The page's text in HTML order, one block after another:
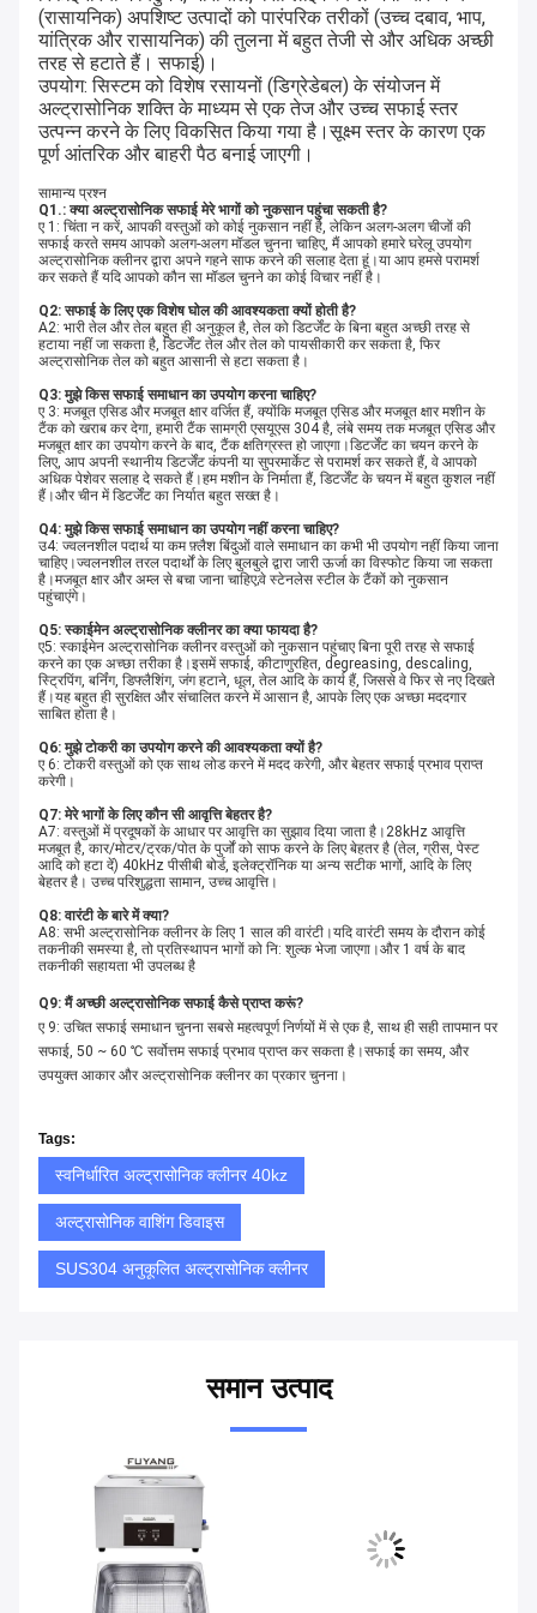
(रासायनिक) अपशिष्ट उत्पादों को पारंपरिक तरीकों (उच्च दबाव, भाप,
यांत्रिक और रासायनिक) की तुलना में बहुत तेजी से और अधिक अच्छी
तरह से हटाते हैं। सफाई)।
उपयोग: सिस्टम को विशेष रसायनों (डिग्रेडेबल) के संयोजन में
अल्ट्रासोनिक शक्ति के माध्यम से एक तेज और उच्च सफाई स्तर
उत्पन्न करने के लिए विकसित किया गया है।सूक्ष्म स्तर के कारण एक
पूर्ण आंतरिक और बाहरी पैठ बनाई जाएगी।
सामान्य प्रश्न
Q1.: क्या अल्ट्रासोनिक सफाई मेरे भागों को नुकसान पहुंचा सकती है?
ए 1: चिंता न करें, आपकी वस्तुओं को कोई नुकसान नहीं है, लेकिन अलग-अलग चीजों की
सफाई करते समय आपको अलग-अलग मॉडल चुनना चाहिए, मैं आपको हमारे घरेलू उपयोग
अल्ट्रासोनिक क्लीनर द्वारा अपने गहने साफ करने की सलाह देता हूं।या आप हमसे परामर्श
कर सकते हैं यदि आपको कौन सा मॉडल चुनने का कोई विचार नहीं है।
Q2: सफाई के लिए एक विशेष घोल की आवश्यकता क्यों होती है?
A2: भारी तेल और तेल बहुत ही अनुकूल है, तेल को डिटर्जेंट के बिना बहुत अच्छी तरह से
हटाया नहीं जा सकता है, डिटर्जेंट तेल और तेल को पायसीकारी कर सकता है, फिर
अल्ट्रासोनिक तेल को बहुत आसानी से हटा सकता है।
Q3: मुझे किस सफाई समाधान का उपयोग करना चाहिए?
ए 3: मजबूत एसिड और मजबूत क्षार वर्जित हैं, क्योंकि मजबूत एसिड और मजबूत क्षार मशीन के
टैंक को खराब कर देगा, हमारी टैंक सामग्री एसयूएस 304 है, लंबे समय तक मजबूत एसिड और
मजबूत क्षार का उपयोग करने के बाद, टैंक क्षतिग्रस्त हो जाएगा।डिटर्जेंट का चयन करने के
लिए, आप अपनी स्थानीय डिटर्जेंट कंपनी या सुपरमार्केट से परामर्श कर सकते हैं, वे आपको
अधिक पेशेवर सलाह दे सकते हैं।हम मशीन के निर्माता हैं, डिटर्जेंट के चयन में बहुत कुशल नहीं
हैं।और चीन में डिटर्जेंट का निर्यात बहुत सख्त है।
Q4: मुझे किस सफाई समाधान का उपयोग नहीं करना चाहिए?
उ4: ज्वलनशील पदार्थ या कम फ़्लैश बिंदुओं वाले समाधान का कभी भी उपयोग नहीं किया जाना
चाहिए।ज्वलनशील तरल पदार्थों के लिए बुलबुले द्वारा जारी ऊर्जा का विस्फोट किया जा सकता
है।मजबूत क्षार और अम्ल से बचा जाना चाहिए;वे स्टेनलेस स्टील के टैंकों को नुकसान
पहुंचाएंगे।
Q5: स्काईमेन अल्ट्रासोनिक क्लीनर का क्या फायदा है?
ए5: स्काईमेन अल्ट्रासोनिक क्लीनर वस्तुओं को नुकसान पहुंचाए बिना पूरी तरह से सफाई
करने का एक अच्छा तरीका है।इसमें सफाई, कीटाणुरहित, degreasing, descaling,
स्ट्रिपिंग, बर्निंग, डिफ्लैशिंग, जंग हटाने, धूल, तेल आदि के कार्य हैं, जिससे वे फिर से नए दिखते
हैं।यह बहुत ही सुरक्षित और संचालित करने में आसान है, आपके लिए एक अच्छा मददगार
साबित होता है।
Q6: मुझे टोकरी का उपयोग करने की आवश्यकता क्यों है?
ए 6: टोकरी वस्तुओं को एक साथ लोड करने में मदद करेगी, और बेहतर सफाई प्रभाव प्राप्त
करेगी।
Q7: मेरे भागों के लिए कौन सी आवृत्ति बेहतर है?
A7: वस्तुओं में प्रदूषकों के आधार पर आवृत्ति का सुझाव दिया जाता है।28kHz आवृत्ति
मजबूत है, कार/मोटर/ट्रक/पोत के पुर्जों को साफ करने के लिए बेहतर है (तेल, ग्रीस, पेस्ट
आदि को हटा दें) 40kHz पीसीबी बोर्ड, इलेक्ट्रॉनिक या अन्य सटीक भागों, आदि के लिए
बेहतर है। उच्च परिशुद्धता सामान, उच्च आवृत्ति।
Q8: वारंटी के बारे में क्या?
A8: सभी अल्ट्रासोनिक क्लीनर के लिए 1 साल की वारंटी।यदि वारंटी समय के दौरान कोई
तकनीकी समस्या है, तो प्रतिस्थापन भागों को नि: शुल्क भेजा जाएगा।और 1 वर्ष के बाद
तकनीकी सहायता भी उपलब्ध है
Q9: मैं अच्छी अल्ट्रासोनिक सफाई कैसे प्राप्त करूं?
ए 9: उचित सफाई समाधान चुनना सबसे महत्वपूर्ण निर्णयों में से एक है, साथ ही सही तापमान पर
सफाई, 50 ~ 60 ℃ सर्वोत्तम सफाई प्रभाव प्राप्त कर सकता है।सफाई का समय, और
उपयुक्त आकार और अल्ट्रासोनिक क्लीनर का प्रकार चुनना।
Tags:
स्वनिर्धारित अल्ट्रासोनिक क्लीनर 40kz
अल्ट्रासोनिक वाशिंग डिवाइस
SUS304 अनुकूलित अल्ट्रासोनिक क्लीनर
समान उत्पाद